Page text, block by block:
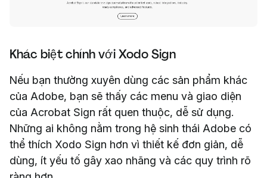
Khác biệt chính với Xodo Sign
Nếu bạn thường xuyên dùng các sản phẩm khác
của Adobe, bạn sẽ thấy các menu và giao diện
của Acrobat Sign rất quen thuộc, dễ sử dụng.
Những ai không nằm trong hệ sinh thái Adobe có
thể thích Xodo Sign hơn vì thiết kế đơn giản, dễ
dùng, ít yếu tố gây xao nhãng và các quy trình rõ